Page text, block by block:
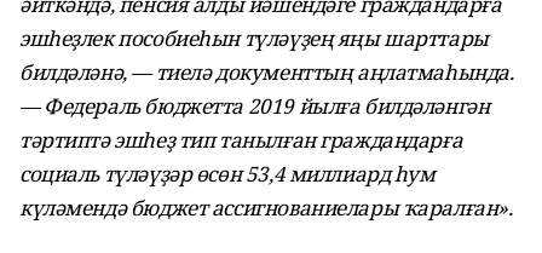
эшһеҙлек пособиеһын түләүҙең яңы шарттары
билдәләнә, — тиелә документтың аңлатмаһында.
— Федераль бюджетта 2019 йылға билдәләнгән
тәртиптә эшһеҙ тип танылған граждандарға
социаль түләүҙәр өсөн 53,4 миллиард һум
күләмендә бюджет ассигнованиелары ҡаралған».